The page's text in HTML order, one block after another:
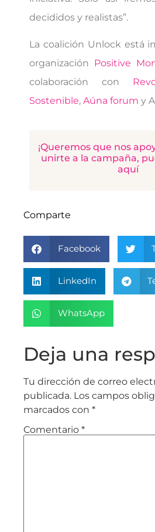
decididos y realistas”.
La coalición Unlock está
organización Positive
colaboración con
Sostenible, Aúna forum y
¡Queremos que nos
unirte a la campaña,
aquí
Comparte
Facebook
LinkedIn
WhatsApp
Deja una
Tu dirección de correo
publicada. Los campos
marcados con *
Comentario *